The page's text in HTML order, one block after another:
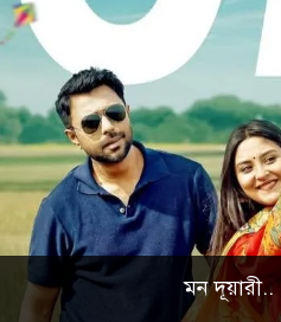
প্রাকৃতিক দৃশ্য